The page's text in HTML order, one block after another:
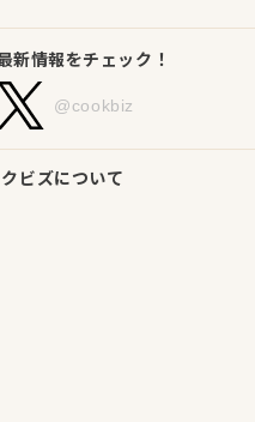
新情報をチェック！
@cookbiz
ビズについて